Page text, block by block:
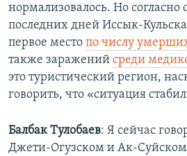
нормализовалось. Но согласно
последних дней Иссык-
первое место по числу
также заражений среди
это туристический регион,
говорить, что «ситуация
Балбак Тулобаев: Я сейчас
Джети-Огузском и Ак-